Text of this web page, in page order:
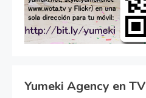
Yumeki Agency en TV